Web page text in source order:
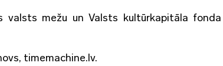
valsts mežu un Valsts kultūrkapitāla
timemachine.lv.